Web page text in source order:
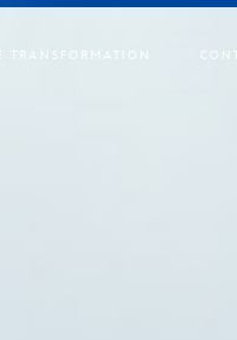
TRANSFORMATION